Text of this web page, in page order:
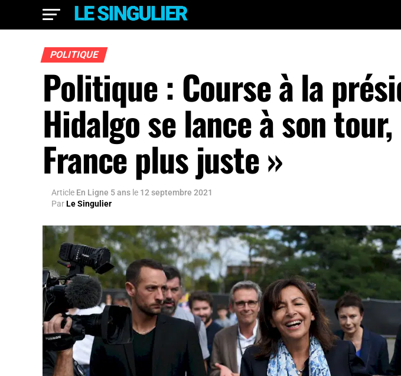
POLITIQUE
Politique : Course à la
Hidalgo se lance à son
France plus juste »
Article En Ligne 5 ans le 12 septembre 2021
ParLe Singulier